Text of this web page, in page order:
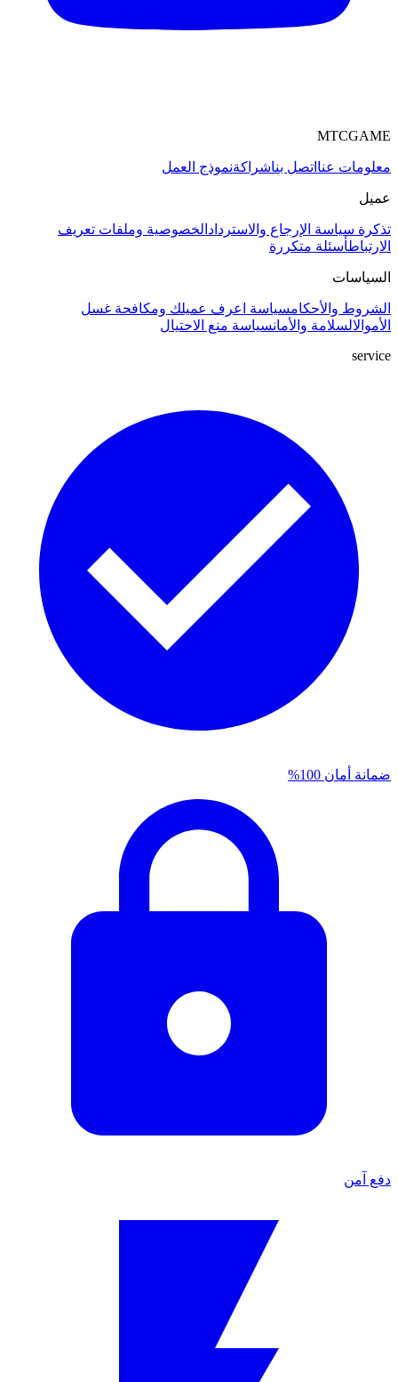
MTCGAME
معلومات عنا اتصل بناشراكةنموذج العمل
عميل
تذكرة سياسة الإرجاع والاسترداد الخصوصية وملفات تعريف
الارتباطأسئلة متكررة
السياسات
الشروط والأحكامسياسة اعرف عميلك ومكافحة غسل
الأموالالسلامة والأمانسياسة منع الاحتيال
service
ضمانة أمان 100%
دفع آمن